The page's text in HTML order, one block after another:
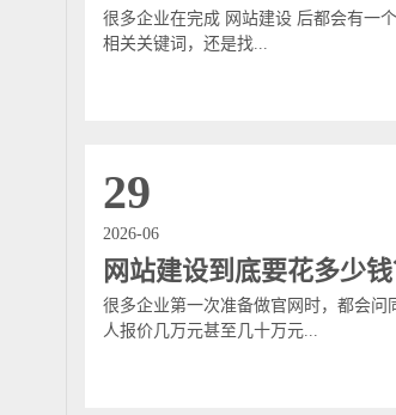
很多企业在完成 网站建设 后都会有一
相关关键词，还是找...
29
2026-06
网站建设到底要花多少
很多企业第一次准备做官网时，都会
人报价几万元甚至几十万元...